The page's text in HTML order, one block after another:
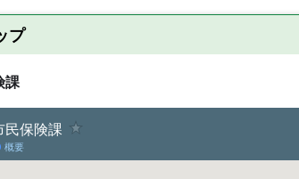
プ
課